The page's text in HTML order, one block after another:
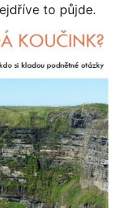
to půjde.